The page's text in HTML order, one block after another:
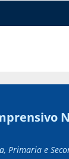
Primaria e